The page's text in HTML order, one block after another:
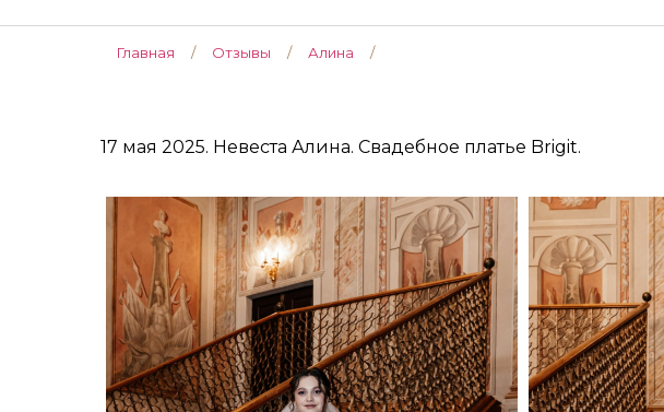
Главная / Отзывы / Алина /
17 мая 2025. Невеста Алина. Свадебное платье Brigit.